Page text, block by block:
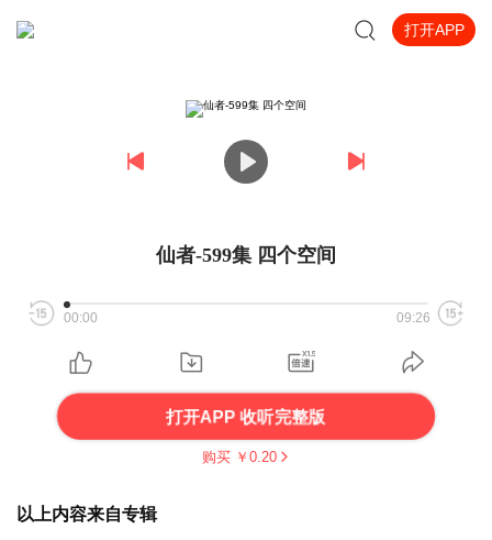
打开APP
仙者-599集 四个空间
00:00 09:26
打开APP 收听完整版
购买 ￥ 0.20
以上内容来自专辑